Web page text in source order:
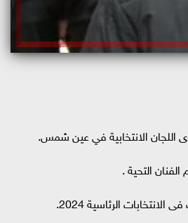
اللجان الانتخابية في عين شمس.
التحية .